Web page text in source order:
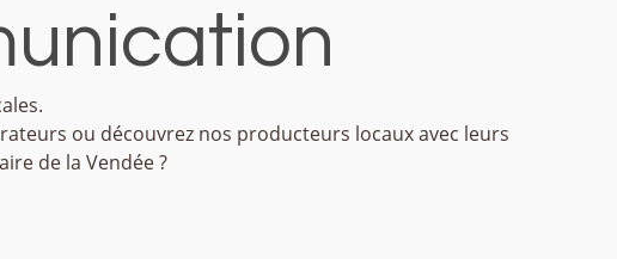
ou découvrez nos producteurs locaux avec leurs
de la Vendée ?